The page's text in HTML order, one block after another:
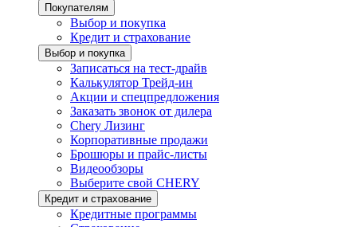
Покупателям
Выбор и покупка
Кредит и страхование
Выбор и покупка
Записаться на тест-драйв
Калькулятор Трейд-ин
Акции и спецпредложения
Заказать звонок от дилера
Chery Лизинг
Корпоративные продажи
Брошюры и прайс-листы
Видеообзоры
Выберите свой CHERY
Кредит и страхование
Кредитные программы